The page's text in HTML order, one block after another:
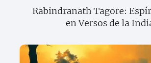
Rabindranath Tagore:
en Versos de la